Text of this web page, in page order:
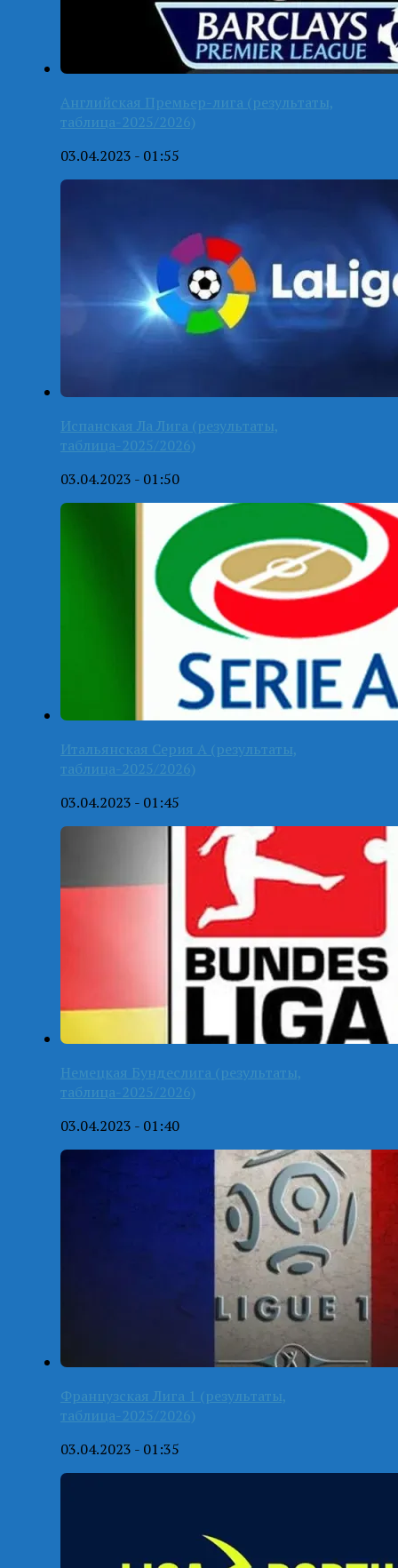
Английская Премьер-лига (результаты,
таблица-2025/2026)
03.04.2023 - 01:55
Испанская Ла Лига (результаты,
таблица-2025/2026)
03.04.2023 - 01:50
Итальянская Серия А (результаты,
таблица-2025/2026)
03.04.2023 - 01:45
Немецкая Бундеслига (результаты,
таблица-2025/2026)
03.04.2023 - 01:40
Французская Лига 1 (результаты,
таблица-2025/2026)
03.04.2023 - 01:35